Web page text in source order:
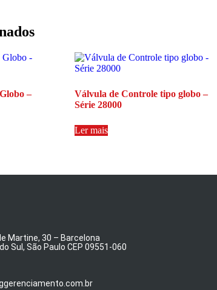
–
Válvula de Controle tipo globo –
Série 28000
Ler mais
Martine, 30 – Barcelona
Sul, São Paulo CEP 09551-060